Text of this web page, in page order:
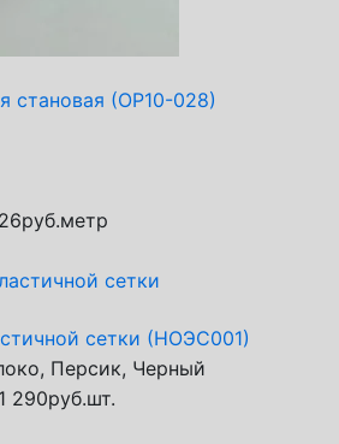
становая (ОР10-028)
26руб.метр
сетки (НОЭС001)
Персик, Черный
1 290руб.шт.